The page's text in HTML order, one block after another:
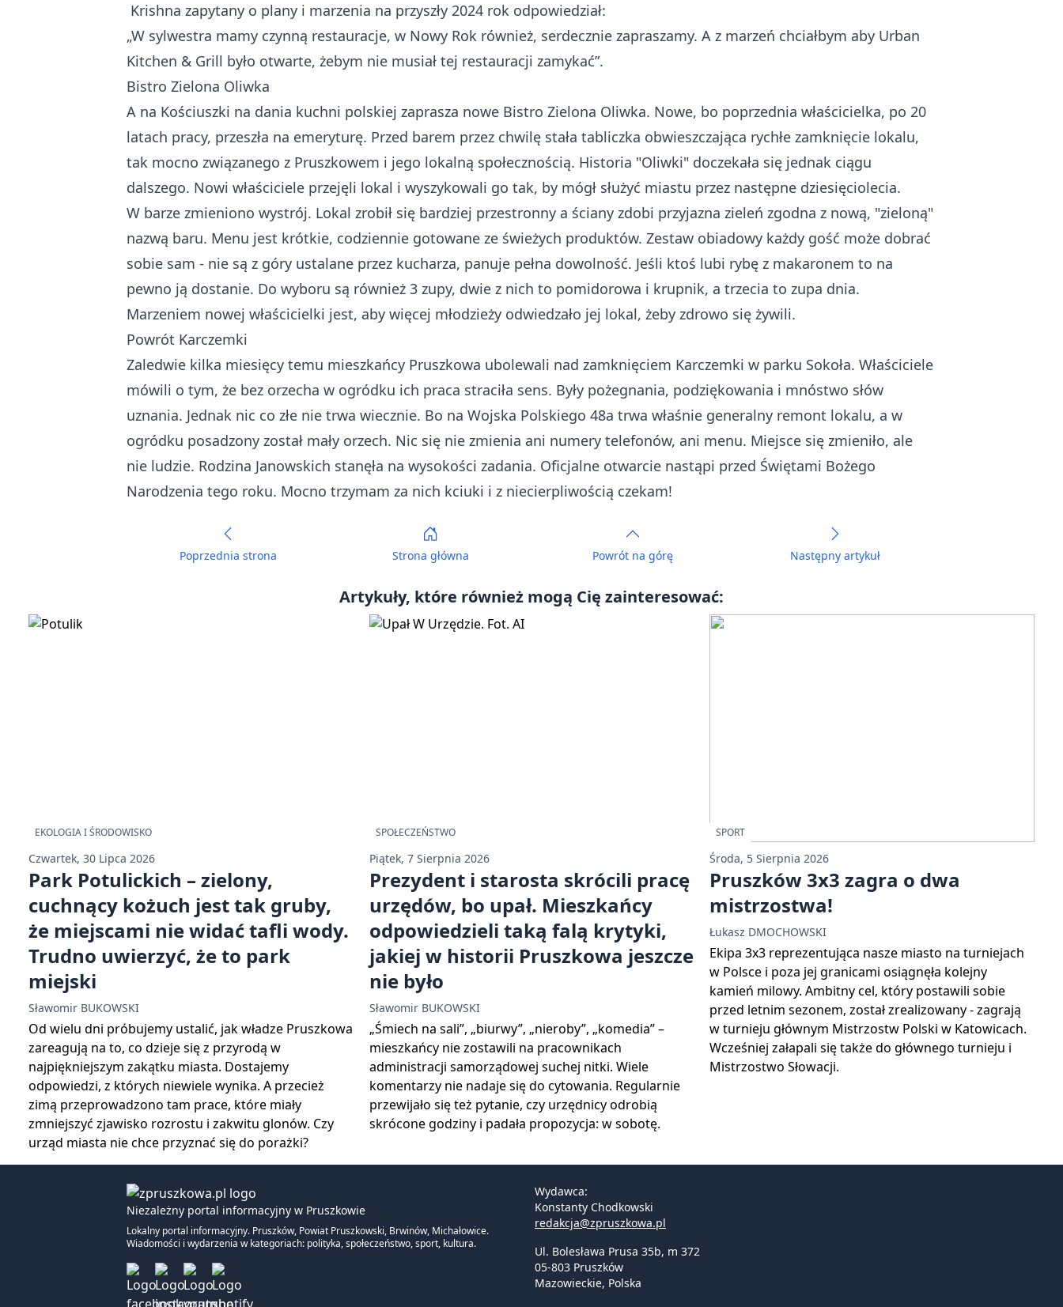
Krishna zapytany o plany i marzenia na przyszły 2024 rok odpowiedział:
„W sylwestra mamy czynną restauracje, w Nowy Rok również, serdecznie zapraszamy. A z marzeń chciałbym aby Urban
Kitchen & Grill było otwarte, żebym nie musiał tej restauracji zamykać”.
Bistro Zielona Oliwka
A na Kościuszki na dania kuchni polskiej zaprasza nowe Bistro Zielona Oliwka. Nowe, bo poprzednia właścicielka, po 20
latach pracy, przeszła na emeryturę. Przed barem przez chwilę stała tabliczka obwieszczająca rychłe zamknięcie lokalu,
tak mocno związanego z Pruszkowem i jego lokalną społecznością. Historia "Oliwki" doczekała się jednak ciągu
dalszego. Nowi właściciele przejęli lokal i wyszykowali go tak, by mógł służyć miastu przez następne dziesięciolecia.
W barze zmieniono wystrój. Lokal zrobił się bardziej przestronny a ściany zdobi przyjazna zieleń zgodna z nową, "zieloną"
nazwą baru. Menu jest krótkie, codziennie gotowane ze świeżych produktów. Zestaw obiadowy każdy gość może dobrać
sobie sam - nie są z góry ustalane przez kucharza, panuje pełna dowolność. Jeśli ktoś lubi rybę z makaronem to na
pewno ją dostanie. Do wyboru są również 3 zupy, dwie z nich to pomidorowa i krupnik, a trzecia to zupa dnia.
Marzeniem nowej właścicielki jest, aby więcej młodzieży odwiedzało jej lokal, żeby zdrowo się żywili.
Powrót Karczemki
Zaledwie kilka miesięcy temu mieszkańcy Pruszkowa ubolewali nad zamknięciem Karczemki w parku Sokoła. Właściciele
mówili o tym, że bez orzecha w ogródku ich praca straciła sens. Były pożegnania, podziękowania i mnóstwo słów
uznania. Jednak nic co złe nie trwa wiecznie. Bo na Wojska Polskiego 48a trwa właśnie generalny remont lokalu, a w
ogródku posadzony został mały orzech. Nic się nie zmienia ani numery telefonów, ani menu. Miejsce się zmieniło, ale
nie ludzie. Rodzina Janowskich stanęła na wysokości zadania. Oficjalne otwarcie nastąpi przed Świętami Bożego
Narodzenia tego roku. Mocno trzymam za nich kciuki i z niecierpliwością czekam!
Poprzednia strona Strona główna Powrót na górę Następny artykuł
Artykuły, które również mogą Cię zainteresować:
EKOLOGIA I ŚRODOWISKO
Czwartek, 30 Lipca 2026
Park Potulickich – zielony,
cuchnący kożuch jest tak gruby,
że miejscami nie widać tafli wody.
Trudno uwierzyć, że to park
miejski
Sławomir BUKOWSKI
Od wielu dni próbujemy ustalić, jak władze Pruszkowa
zareagują na to, co dzieje się z przyrodą w
najpiękniejszym zakątku miasta. Dostajemy
odpowiedzi, z których niewiele wynika. A przecież
zimą przeprowadzono tam prace, które miały
zmniejszyć zjawisko rozrostu i zakwitu glonów. Czy
urząd miasta nie chce przyznać się do porażki?
SPOŁECZEŃSTWO
Piątek, 7 Sierpnia 2026
Prezydent i starosta skrócili pracę
urzędów, bo upał. Mieszkańcy
odpowiedzieli taką falą krytyki,
jakiej w historii Pruszkowa jeszcze
nie było
Sławomir BUKOWSKI
„Śmiech na sali”, „biurwy”, „nieroby”, „komedia” –
mieszkańcy nie zostawili na pracownikach
administracji samorządowej suchej nitki. Wiele
komentarzy nie nadaje się do cytowania. Regularnie
przewijało się też pytanie, czy urzędnicy odrobią
skrócone godziny i padała propozycja: w sobotę.
SPORT
Środa, 5 Sierpnia 2026
Pruszków 3x3 zagra o dwa
mistrzostwa!
Łukasz DMOCHOWSKI
Ekipa 3x3 reprezentująca nasze miasto na turniejach
w Polsce i poza jej granicami osiągnęła kolejny
kamień milowy. Ambitny cel, który postawili sobie
przed letnim sezonem, został zrealizowany - zagrają
w turnieju głównym Mistrzostw Polski w Katowicach.
Wcześniej załapali się także do głównego turnieju i
Mistrzostwo Słowacji.
Niezależny portal informacyjny w Pruszkowie
Lokalny portal informacyjny. Pruszków, Powiat Pruszkowski, Brwinów, Michałowice.
Wiadomości i wydarzenia w kategoriach: polityka, społeczeństwo, sport, kultura.
Wydawca:
Konstanty Chodkowski
redakcja@zpruszkowa.pl
Ul. Bolesława Prusa 35b, m 372
05-803 Pruszków
Mazowieckie, Polska